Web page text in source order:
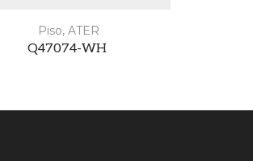
Piso,ATER
Q47074-WH